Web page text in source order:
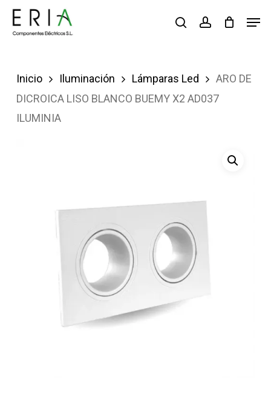
Saltar
buscaraccount
Inicio Iluminación Lámparas Led
ARO DE
DICROICA LISO BLANCO BUEMY X2 AD037
ILUMINIA